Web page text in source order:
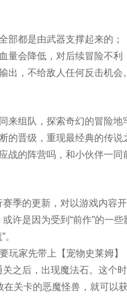
部都是由武器支撑起来的；
量会降低，对后续冒险不利
出，不给敌人任何反击机会。
来组队，探索奇幻的冒险地
的晋级，重现最经典的传说
战的阵营吗，和小伙伴一同
季的更新，对以游戏内容
许是因为受到“前作”的一
玩家先带上【宠物史莱姆
之后，出现魔法石。这个
关卡的恶魔怪兽，就可以获